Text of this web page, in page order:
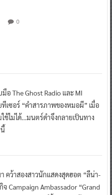
0
มือ The Ghost Radio และ MI
ทีเซอร์ “คำสารภาพของหมอผี” เมื่อ
ช้ไม่ได้…มนตร์ดำจึงกลายเป็นทาง
คว้าสองสาวนักแสดงสุดฮอต “ลีน่า-
Campaign Ambassador “Grand